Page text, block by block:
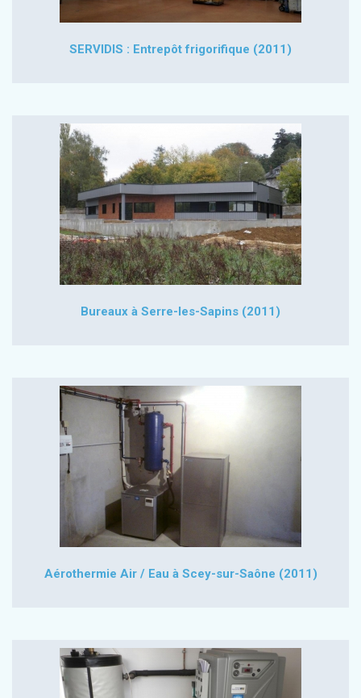
SERVIDIS : Entrepôt frigorifique (2011)
Bureaux à Serre-les-Sapins (2011)
Aérothermie Air / Eau à Scey-sur-Saône (2011)